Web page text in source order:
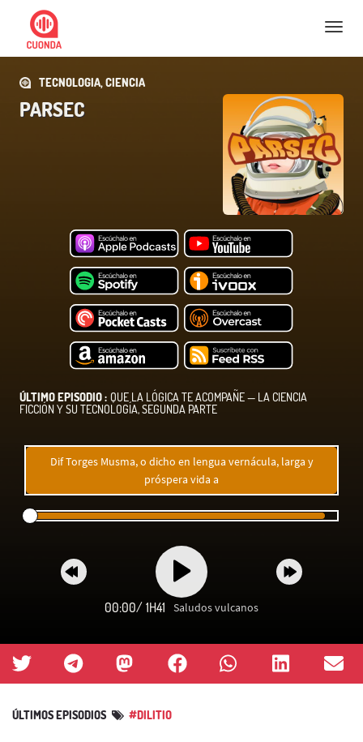
Nav
TECNOLOGIA, CIENCIA
PARSEC
ÚLTIMO EPISODIO : QUE LA LÓGICA TE ACOMPAÑE — LA CIENCIA
FICCIÓN Y SU TECNOLOGÍA, SEGUNDA PARTE
Dif Torges Musma, o dicho en lengua vernácula, larga y
próspera vida a
00:00/ 1H41 Saludos vulcanos
ÚLTIMOS EPISODIOS #DILITIO